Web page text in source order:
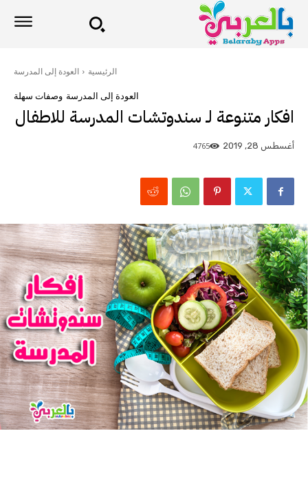
الرئيسية العودة إلى المدرسة
العودة إلى المدرسة وصفات سهلة
افكار متنوعة لـ سندوتشات المدرسة للاطفال
أغسطس 28, 2019 4765